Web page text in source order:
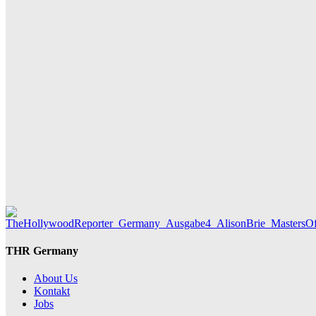
THR Germany
About Us
Kontakt
Jobs